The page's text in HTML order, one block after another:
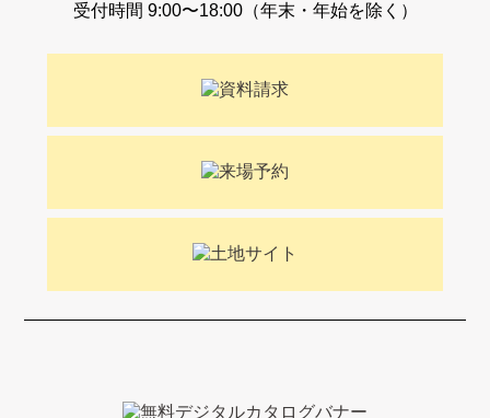
受付時間 9:00〜18:00（年末・年始を除く）